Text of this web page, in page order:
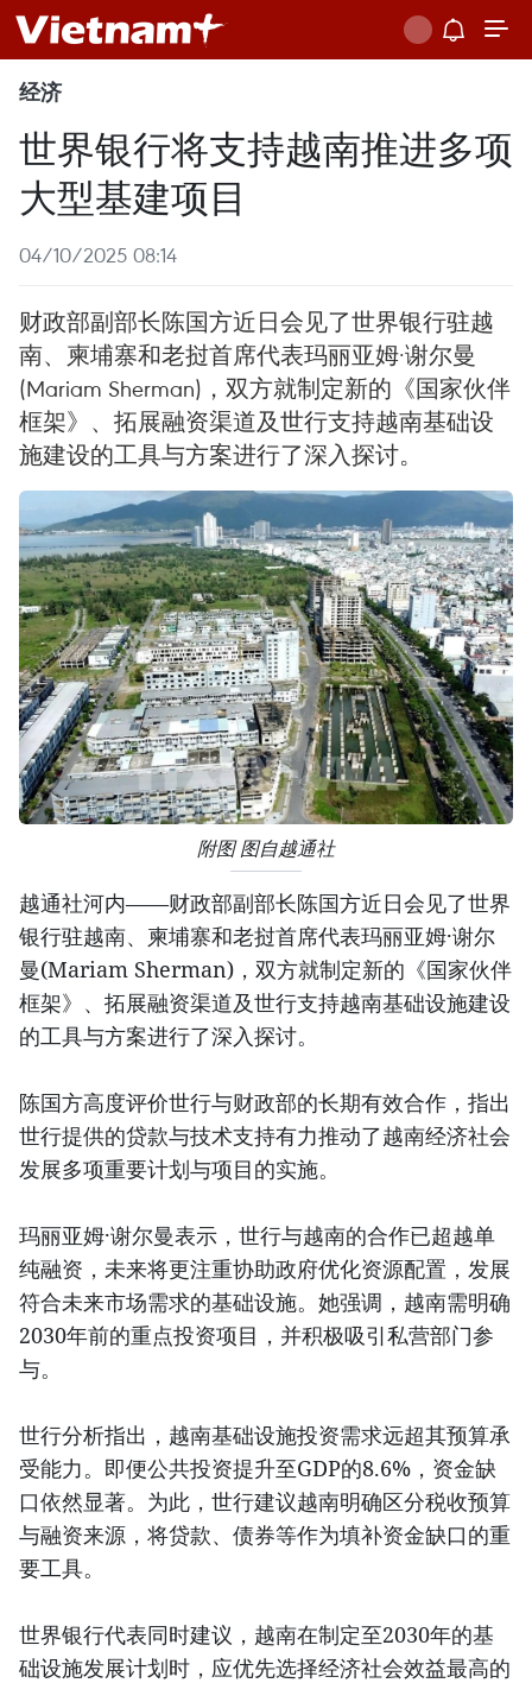
经济
世界银行将支持越南推进多项
大型基建项目
04/10/2025 08:14
财政部副部长陈国方近日会见了世界银行驻越
南、柬埔寨和老挝首席代表玛丽亚姆·谢尔曼
(Mariam Sherman)，双方就制定新的《国家伙伴
框架》、拓展融资渠道及世行支持越南基础设
施建设的工具与方案进行了深入探讨。
附图 图自越通社
越通社河内——财政部副部长陈国方近日会见了世界
银行驻越南、柬埔寨和老挝首席代表玛丽亚姆·谢尔
曼(Mariam Sherman)，双方就制定新的《国家伙伴
框架》、拓展融资渠道及世行支持越南基础设施建设
的工具与方案进行了深入探讨。
陈国方高度评价世行与财政部的长期有效合作，指出
世行提供的贷款与技术支持有力推动了越南经济社会
发展多项重要计划与项目的实施。
玛丽亚姆·谢尔曼表示，世行与越南的合作已超越单
纯融资，未来将更注重协助政府优化资源配置，发展
符合未来市场需求的基础设施。她强调，越南需明确
2030年前的重点投资项目，并积极吸引私营部门参
与。
世行分析指出，越南基础设施投资需求远超其预算承
受能力。即便公共投资提升至GDP的8.6%，资金缺
口依然显著。为此，世行建议越南明确区分税收预算
与融资来源，将贷款、债券等作为填补资金缺口的重
要工具。
世界银行代表同时建议，越南在制定至2030年的基
础设施发展计划时，应优先选择经济社会效益最高的